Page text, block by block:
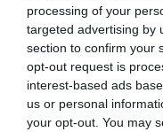
processing of your
targeted advertising by
section to confirm your
opt-out request is
interest-based ads
us or personal
your opt-out. You may
A